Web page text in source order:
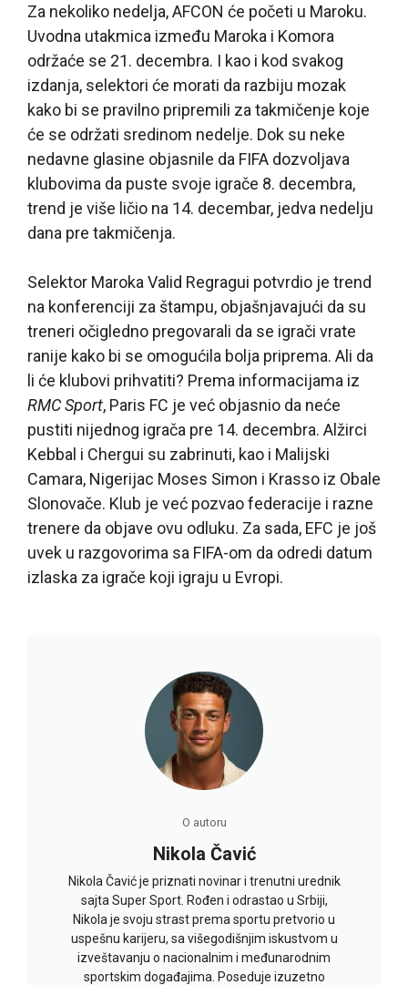
Za nekoliko nedelja, AFCON će početi u Maroku.
Uvodna utakmica između Maroka i Komora
održaće se 21. decembra. I kao i kod svakog
izdanja, selektori će morati da razbiju mozak
kako bi se pravilno pripremili za takmičenje koje
će se održati sredinom nedelje. Dok su neke
nedavne glasine objasnile da FIFA dozvoljava
klubovima da puste svoje igrače 8. decembra,
trend je više ličio na 14. decembar, jedva nedelju
dana pre takmičenja.
Selektor Maroka Valid Regragui potvrdio je trend
na konferenciji za štampu, objašnjavajući da su
treneri očigledno pregovarali da se igrači vrate
ranije kako bi se omogućila bolja priprema. Ali da
li će klubovi prihvatiti? Prema informacijama iz
RMC Sport, Paris FC je već objasnio da neće
pustiti nijednog igrača pre 14. decembra. Alžirci
Kebbal i Chergui su zabrinuti, kao i Malijski
Camara, Nigerijac Moses Simon i Krasso iz Obale
Slonovače. Klub je već pozvao federacije i razne
trenere da objave ovu odluku. Za sada, EFC je još
uvek u razgovorima sa FIFA-om da odredi datum
izlaska za igrače koji igraju u Evropi.
O autoru
Nikola Čavić
Nikola Čavić je priznati novinar i trenutni urednik
sajta Super Sport. Rođen i odrastao u Srbiji,
Nikola je svoju strast prema sportu pretvorio u
uspešnu karijeru, sa višegodišnjim iskustvom u
izveštavanju o nacionalnim i međunarodnim
sportskim događajima. Poseduje izuzetno